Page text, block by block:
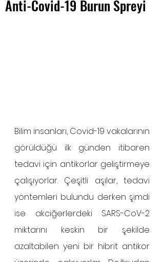
Anti-Covid-19 Burun Spreyi
Bilim insanları, Covid-19 vakalarının
görüldüğü ilk günden itibaren
tedavi için antikorlar geliştirmeye
çalışıyorlar. Çeşitli aşılar, tedavi
yöntemleri bulundu derken şimdi
ise akciğerlerdeki SARS-CoV-2
miktarını keskin bir şekilde
azaltabilen yeni bir hibrit antikor